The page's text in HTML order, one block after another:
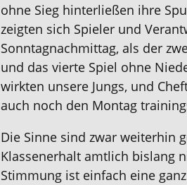
ohne Sieg hinterließen ihre
zeigten sich Spieler und
Sonntagnachmittag, als der
und das vierte Spiel ohne
wirkten unsere Jungs, und
auch noch den Montag
Die Sinne sind zwar weiterhin
Klassenerhalt amtlich bislang
Stimmung ist einfach eine